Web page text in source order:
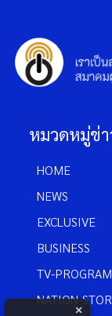
หมวดหมู่ข่า
HOME
NEWS
EXCLUSIVE
BUSINESS
TV-PROGRAM
NATION-
×